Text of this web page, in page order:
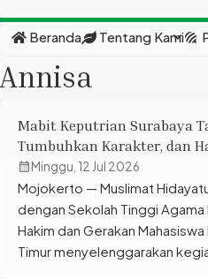
Beranda Tentang Kami
expand_more
Annisa
Mabit Keputrian Surabaya
Tumbuhkan Karakter, dan
Umat
calendar_monthMinggu, 12 Jul 2026
Mojokerto — Muslimat
dengan Sekolah Tinggi Agama
Hakim dan Gerakan
Timur menyelenggarakan